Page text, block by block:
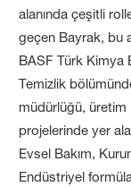
alanında çeşitli
geçen Bayrak, bu
BASF Türk Kimya
Temizlik
müdürlüğü,
projelerinde yer
Evsel Bakım,
Endüstriyel